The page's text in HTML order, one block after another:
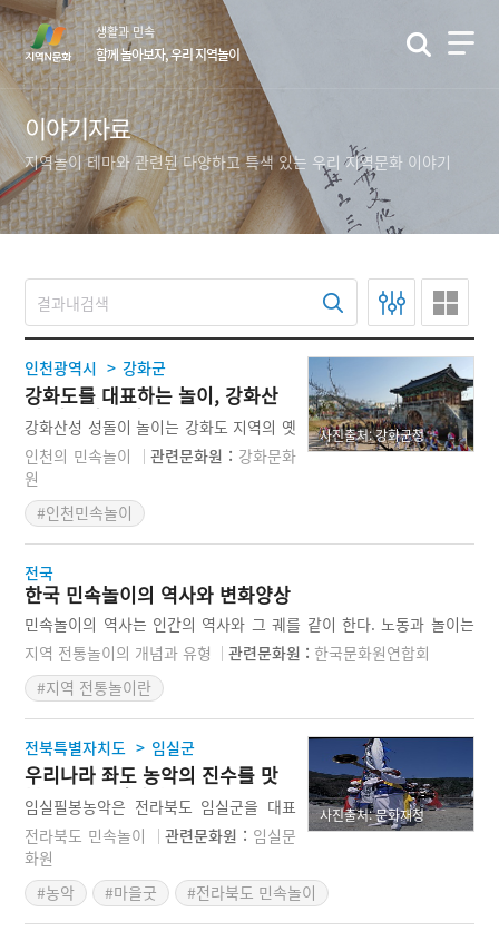
본
문
바
로
가
기
생활과 민속
함께 놀아보자, 우리 지역놀이
이야기자료
지역놀이 테마와 관련된 다양하고 특색 있는 우리 지역문화 이야기
사진출처: 강화군청
인천광역시 > 강화군
강화도를 대표하는 놀이, 강화산
성 성돌이 놀이
강화산성 성돌이 놀이는 강화도 지역의 옛
산성을 따라 도는 놀이를 말한다. 강화산
성은 그 길이가 무려 7122m이며, 사적 1
32호로 지정되어 있다. 강화도 주민들은
윤달이 드는 해에 강화산성을 도는데, 특
히 사월초파일에 성을 돌면 마을이 평안하
고 항상 좋은 일만 생긴다고 믿었다. 요즘
에는 관광객 유치를 위해 단풍드는 계절로
행사를 옮겼다. 오랫동안 중단된 놀이를 1
980년대에 여러 사람들의 고증을 거쳐 새
롭게 재현했으며, 지금은 지역 주민들과
관광객들이 함께 참여하는 강화도를 대표
하는 놀이문화가 되었다.
인천의 민속놀이 관련문화원 : 강화문화
원
#인천민속놀이
전국
한국 민속놀이의 역사와 변화양상
민속놀이의 역사는 인간의 역사와 그 궤를 같이 한다. 노동과 놀이는
밀접하게 관련이 있는데, 밀양의 백중놀이, 장치기 등이 농사, 나무하
기 등과 관련해서 만들어졌다. 또한 놀이는 주술적인 성격도 나타난
다. 씨름, 줄다리기 등은 풍년을 점치는 주술적인 성격이 강한 놀이이
다. 우리 전통놀이는 조선시대에 생업활동과 관련이 있었으나 일제강
점기를 거치며 일본의 놀이가 대거 유입되었고, 전쟁을 거치며 탄피,
지뢰 등을 가지고 놀다가, 1970~80년대에는 골목놀이로 변화했다.
그리고 지금은 전통놀이 자리를 스마트폰과 컴퓨터 게임이 대체하고
있다.
지역 전통놀이의 개념과 유형 관련문화원 : 한국문화원연합회
#지역 전통놀이란
사진출처: 문화재청
전북특별자치도 > 임실군
우리나라 좌도 농악의 진수를 맛
볼 수 있는 임실필봉농악
임실필봉농악은 전라북도 임실군을 대표
하는 농악으로 보다 정학하게는 임실군에
속한 강진면 필봉리 마을에서 오래전부터
이어져오던 농악을 가리킨다. 이 농악은 1
988년에 국가무형문화재 제11-5호로 지
정을 받아 체계적으로 전승이 되고 있는
전라북도 민속놀이 관련문화원 : 임실문
화원
#농악
#마을굿 #전라북도 민속놀이